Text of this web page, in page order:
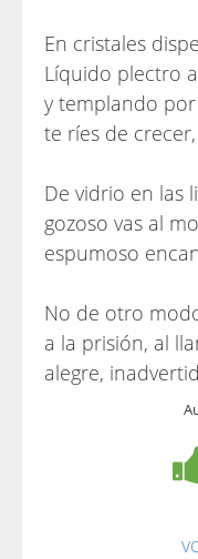
En cristales
Líquido plectro
y templando
te ríes de
De vidrio en las
gozoso vas al
espumoso
No de otro
a la prisión, al
alegre,